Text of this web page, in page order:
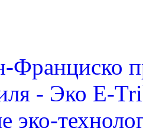
Франциско
- Эко E-
эко-